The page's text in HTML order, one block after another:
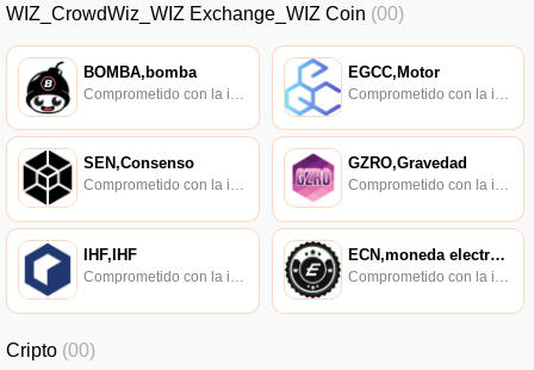
WIZ_CrowdWiz_WIZ Exchange_WIZ Coin (00)
BOMBA,bomba EGCC,Motor
SEN,Consenso
Comprometido con la investigación de políticas en los campos de las nuevas finanzas, las finanzas internacionales y los mercados financieros.
GZRO,Gravedad
Comprometido con la investigación de políticas en los campos de las nuevas finanzas, las finanzas internacionales y los mercados financieros.
IHF,IHF
Comprometido con la investigación de políticas en los campos de las nuevas finanzas, las finanzas internacionales y los mercados financieros.
ECN,moneda electrónica
Comprometido con la investigación de políticas en los campos de las nuevas finanzas, las finanzas internacionales y los mercados financieros.
Cripto (00)